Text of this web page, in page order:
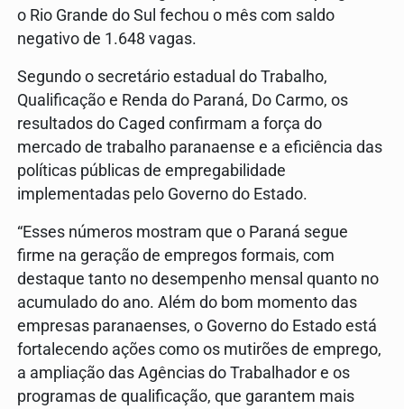
o Rio Grande do Sul fechou o mês com saldo
negativo de 1.648 vagas.
Segundo o secretário estadual do Trabalho,
Qualificação e Renda do Paraná, Do Carmo, os
resultados do Caged confirmam a força do
mercado de trabalho paranaense e a eficiência das
políticas públicas de empregabilidade
implementadas pelo Governo do Estado.
“Esses números mostram que o Paraná segue
firme na geração de empregos formais, com
destaque tanto no desempenho mensal quanto no
acumulado do ano. Além do bom momento das
empresas paranaenses, o Governo do Estado está
fortalecendo ações como os mutirões de emprego,
a ampliação das Agências do Trabalhador e os
programas de qualificação, que garantem mais